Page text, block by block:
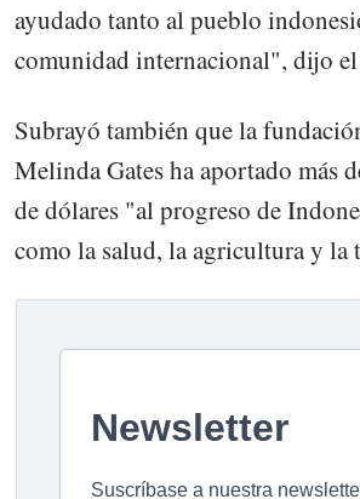
ayudado tanto al pueblo
comunidad internacional", dijo
Subrayó también que la
Melinda Gates ha aportado más
de dólares "al progreso de
como la salud, la agricultura y la